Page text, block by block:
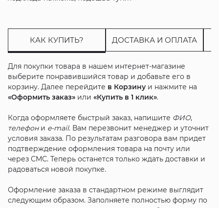
КАК КУПИТЬ? ДОСТАВКА И ОПЛАТА
Для покупки товара в нашем интернет-магазине
выберите понравившийся товар и добавьте его в
корзину. Далее перейдите в Корзинуи нажмите на
«Оформить заказ»или «Купить в 1 клик».
Когда оформляете быстрый заказ, напишите ФИО,
телефони e-mail. Вам перезвонит менеджер и уточнит
условия заказа. По результатам разговора вам придет
подтверждение оформления товара на почту или
через СМС. Теперь останется только ждать доставки и
радоваться новой покупке.
Оформление заказа в стандартном режиме выглядит
следующим образом. Заполняете полностью форму по